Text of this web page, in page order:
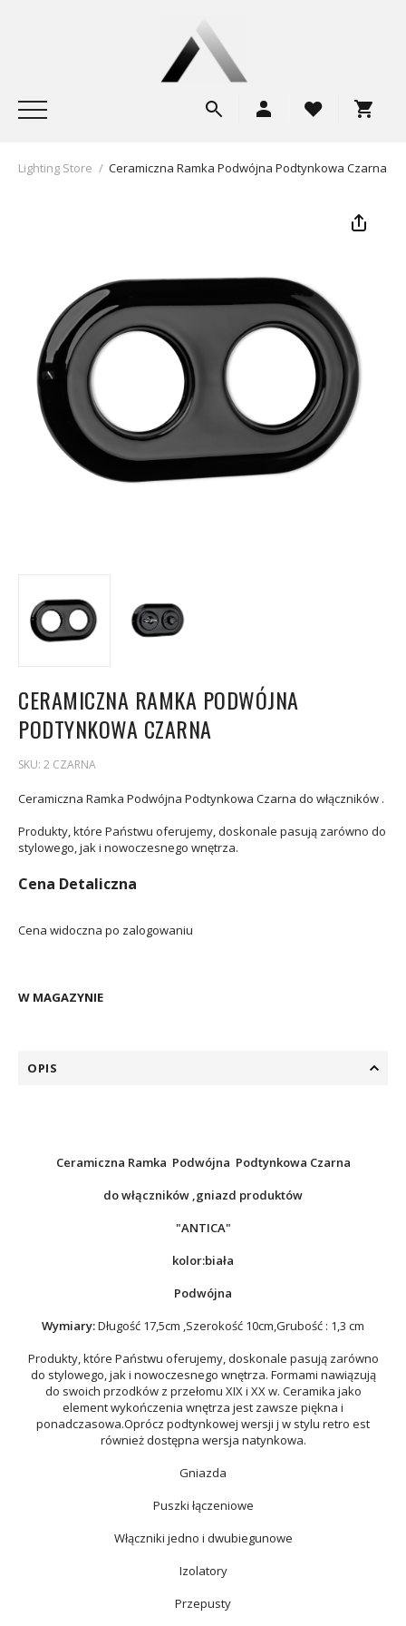
Lighting Store / Ceramiczna Ramka Podwójna Podtynkowa Czarna
CERAMICZNA RAMKA PODWÓJNA
PODTYNKOWA CZARNA
SKU: 2 CZARNA
Ceramiczna Ramka Podwójna Podtynkowa Czarna do włączników .
Produkty, które Państwu oferujemy, doskonale pasują zarówno do
stylowego, jak i nowoczesnego wnętrza.
Cena Detaliczna
Cena widoczna po zalogowaniu
W MAGAZYNIE
OPIS
Ceramiczna Ramka Podwójna Podtynkowa Czarna
do włączników ,gniazd produktów
"ANTICA"
kolor:biała
Podwójna
Wymiary:Długość 17,5cm ,Szerokość 10cm,Grubość : 1,3 cm
Produkty, które Państwu oferujemy, doskonale pasują zarówno
do stylowego, jak i nowoczesnego wnętrza. Formami nawiązują
do swoich przodków z przełomu XIX i XX w. Ceramika jako
element wykończenia wnętrza jest zawsze piękna i
ponadczasowa.Oprócz podtynkowej wersji j w stylu retro est
również dostępna wersja natynkowa.
Gniazda
Puszki łączeniowe
Włączniki jedno i dwubiegunowe
Izolatory
Przepusty